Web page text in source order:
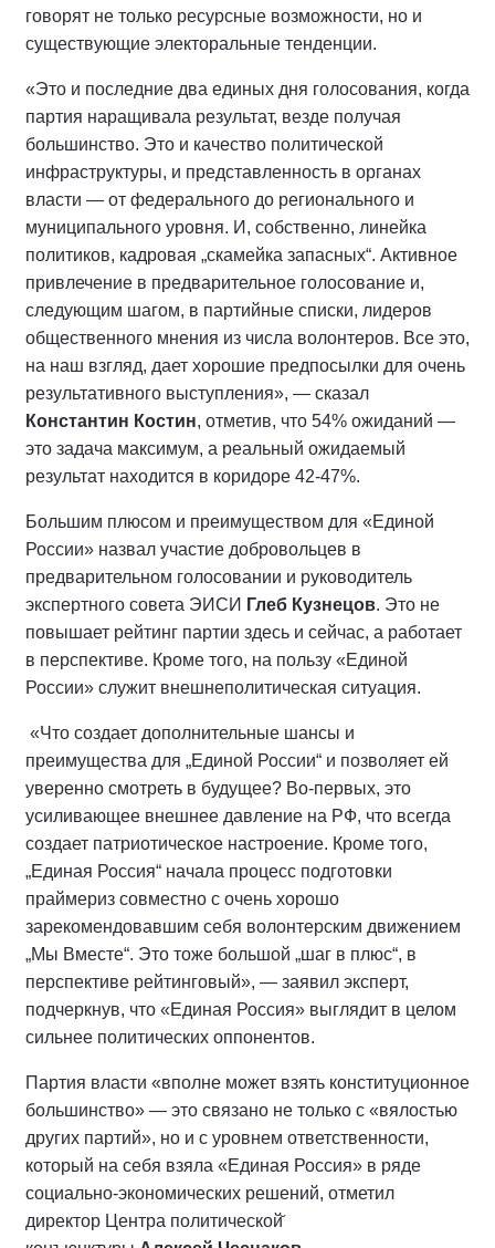
говорят не только ресурсные возможности, но и
существующие электоральные тенденции.
«Это и последние два единых дня голосования, когда
партия наращивала результат, везде получая
большинство. Это и качество политической
инфраструктуры, и представленность в органах
власти — от федерального до регионального и
муниципального уровня. И, собственно, линейка
политиков, кадровая „скамейка запасных“. Активное
привлечение в предварительное голосование и,
следующим шагом, в партийные списки, лидеров
общественного мнения из числа волонтеров. Все это,
на наш взгляд, дает хорошие предпосылки для очень
результативного выступления», — сказал
Константин Костин, отметив, что 54% ожиданий —
это задача максимум, а реальный ожидаемый
результат находится в коридоре 42-47%.
Большим плюсом и преимуществом для «Единой
России» назвал участие добровольцев в
предварительном голосовании и руководитель
экспертного совета ЭИСИ Глеб Кузнецов. Это не
повышает рейтинг партии здесь и сейчас, а работает
в перспективе. Кроме того, на пользу «Единой
России» служит внешнеполитическая ситуация.
«Что создает дополнительные шансы и
преимущества для „Единой России“ и позволяет ей
уверенно смотреть в будущее? Во-первых, это
усиливающее внешнее давление на РФ, что всегда
создает патриотическое настроение. Кроме того,
„Единая Россия“ начала процесс подготовки
праймериз совместно с очень хорошо
зарекомендовавшим себя волонтерским движением
„Мы Вместе“. Это тоже большой „шаг в плюс“, в
перспективе рейтинговый», — заявил эксперт,
подчеркнув, что «Единая Россия» выглядит в целом
сильнее политических оппонентов.
Партия власти «вполне может взять конституционное
большинство» — это связано не только с «вялостью
других партий», но и с уровнем ответственности,
который на себя взяла «Единая Россия» в ряде
социально-экономических решений, отметил
директор Центра политической̆